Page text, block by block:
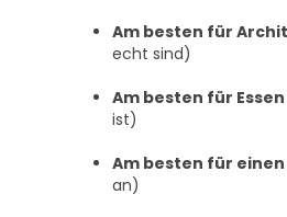
Am besten für
echt sind)
Am besten für
ist)
Am besten für
an)